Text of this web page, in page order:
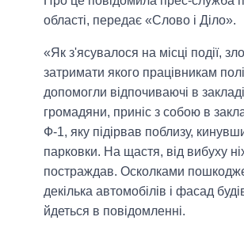
області, передає «Слово і Діло».
«Як з'ясувалося на місці події,
затримати якого працівникам
допомогли відпочиваючі в закладі
громадяни, приніс з собою в
Ф-1, яку підірвав поблизу,
парковки. На щастя, від вибуху
постраждав. Осколками
декілька автомобілів і фасад
йдеться в повідомленні.